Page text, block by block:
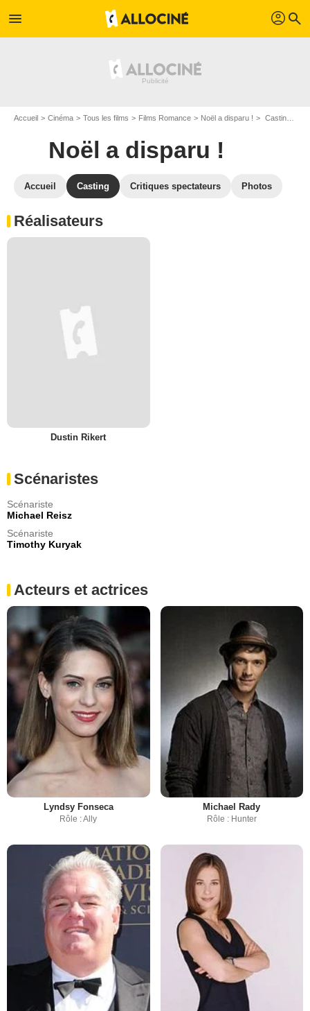
menu profil search
Accueil Cinéma Tous les films Films Romance Noël a disparu ! Casting Noël a disparu !
Noël a disparu !
Accueil Casting Critiques spectateurs Photos
Réalisateurs
Dustin Rikert
Scénaristes
Scénariste
Michael Reisz
Scénariste
Timothy Kuryak
Acteurs et actrices
Lyndsy Fonseca
Rôle : Ally
Michael Rady
Rôle : Hunter